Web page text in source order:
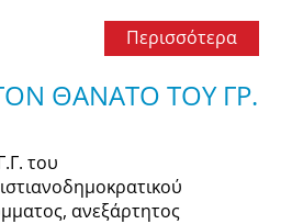
Περισσότερα
ΘΑΝΑΤΟ ΤΟΥ ΓΡ.
του
ανεξάρτητος